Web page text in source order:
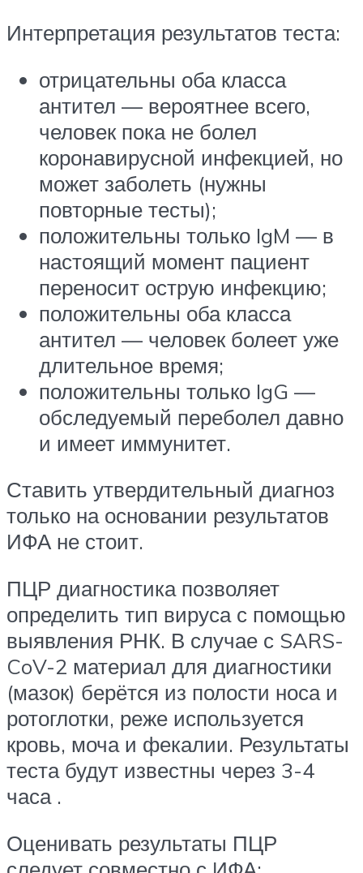
Интерпретация результатов теста:
отрицательны оба класса
антител — вероятнее всего,
человек пока не болел
коронавирусной инфекцией, но
может заболеть (нужны
повторные тесты);
положительны только IgM — в
настоящий момент пациент
переносит острую инфекцию;
положительны оба класса
антител — человек болеет уже
длительное время;
положительны только IgG —
обследуемый переболел давно
и имеет иммунитет.
Ставить утвердительный диагноз
только на основании результатов
ИФА не стоит.
ПЦР диагностика позволяет
определить тип вируса с помощью
выявления РНК. В случае с SARS-
CoV-2 материал для диагностики
(мазок) берётся из полости носа и
ротоглотки, реже используется
кровь, моча и фекалии. Результаты
теста будут известны через 3-4
часа .
Оценивать результаты ПЦР